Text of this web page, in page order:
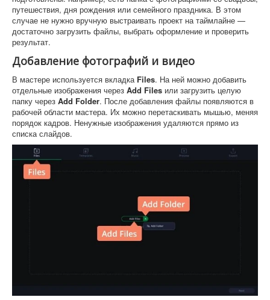
путешествия, дня рождения или семейного праздника. В этом
случае не нужно вручную выстраивать проект на таймлайне —
достаточно загрузить файлы, выбрать оформление и проверить
результат.
Добавление фотографий и видео
В мастере используется вкладка Files. На ней можно добавить
отдельные изображения через Add Files или загрузить целую
папку через Add Folder. После добавления файлы появляются в
рабочей области мастера. Их можно перетаскивать мышью, меняя
порядок кадров. Ненужные изображения удаляются прямо из
списка слайдов.